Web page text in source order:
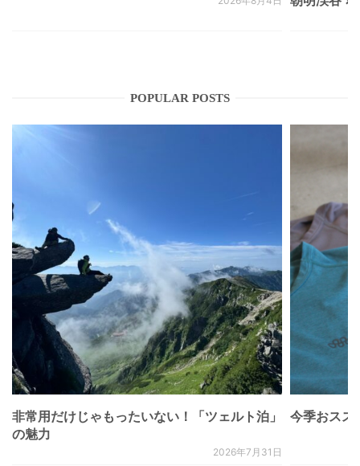
POPULAR POSTS
非常用だけじゃもったいない！「ツェルト泊」
の魅力
2026年7月31日
今季おスス